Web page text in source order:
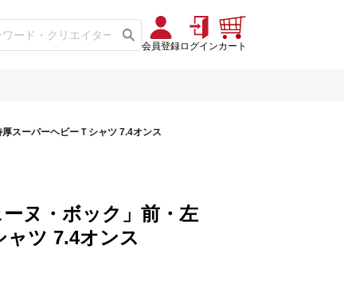
会員登録ログインカート
スーパーヘビーＴシャツ 7.4オンス
ヌ・ボック」前・左
ツ 7.4オンス